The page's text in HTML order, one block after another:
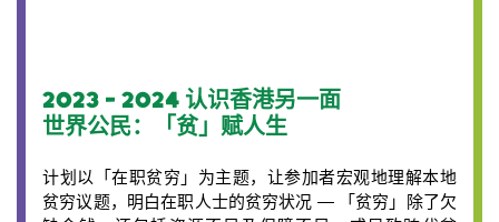
2023 - 2024 认识香港另一面
世界公民：「贫」赋人生
计划以「在职贫穷」为主题，让参加者宏观地理解本地
贫穷议题，明白在职人士的贫穷状况 — 「贫穷」除了欠